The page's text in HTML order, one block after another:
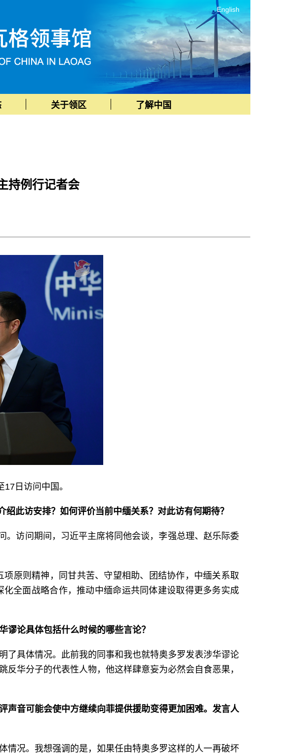
English
关于领区 了解中国
持例行记者会
日访问中国。
此访安排？如何评价当前中缅关系？对此访有何期待？
访问期间，习近平主席将同他会谈，李强总理、赵乐际委
原则精神，同甘共苦、守望相助、团结协作，中缅关系取
全面战略合作，推动中缅命运共同体建设取得更多务实成
论具体包括什么时候的哪些言论？
了具体情况。此前我的同事和我也就特奥多罗发表涉华谬论
华分子的代表性人物，他这样肆意妄为必然会自食恶果，
声音可能会使中方继续向菲提供援助变得更加困难。发言人
情况。我想强调的是，如果任由特奥多罗这样的人一再破坏